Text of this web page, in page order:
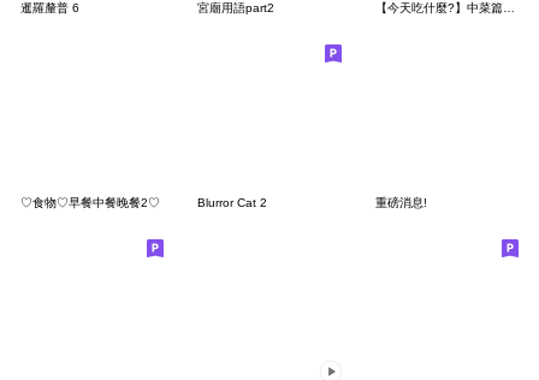
暹羅釐普 6 宮廟用語part2 【今天吃什麼?】中菜篇_點陣像素風
♡食物♡早餐中餐晚餐2♡ Blurror Cat 2 重磅消息!